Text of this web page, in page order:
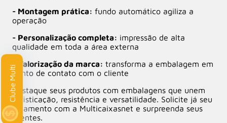
- Montagem prática:fundo automático agiliza a
operação
- Personalização completa: impressão de alta
qualidade em toda a área externa
- Valorização da marca:transforma a embalagem em
ponto de contato com o cliente
Destaque seus produtos com embalagens que unem
sofisticação, resistência e versatilidade. Solicite já seu
orçamento com a Multicaixasnet e surpreenda seus
clientes.